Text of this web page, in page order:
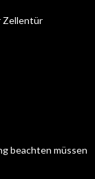
Zellentür
beachten müssen